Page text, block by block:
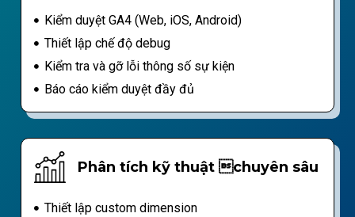
Kiểm duyệt GA4 (Web, iOS, Android)
Thiết lập chế độ debug
Kiểm tra và gỡ lỗi thông số sự kiện
Báo cáo kiểm duyệt đầy đủ
Phân tích kỹ thuật chuyên sâu
Thiết lập custom dimension